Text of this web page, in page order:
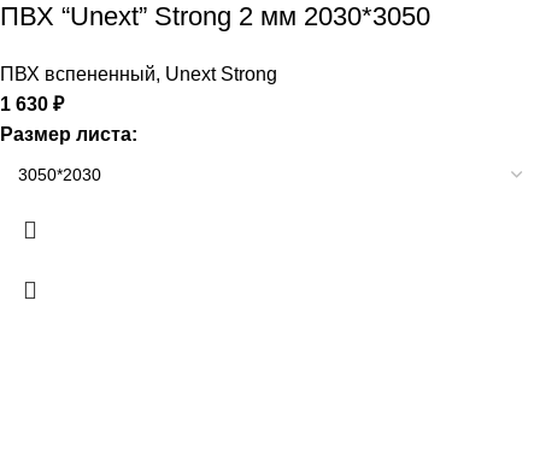
ПВХ “Unext” Strong 2 мм 2030*3050
ПВХ вспененный, Unext Strong
1 630 ₽
Размер листа: